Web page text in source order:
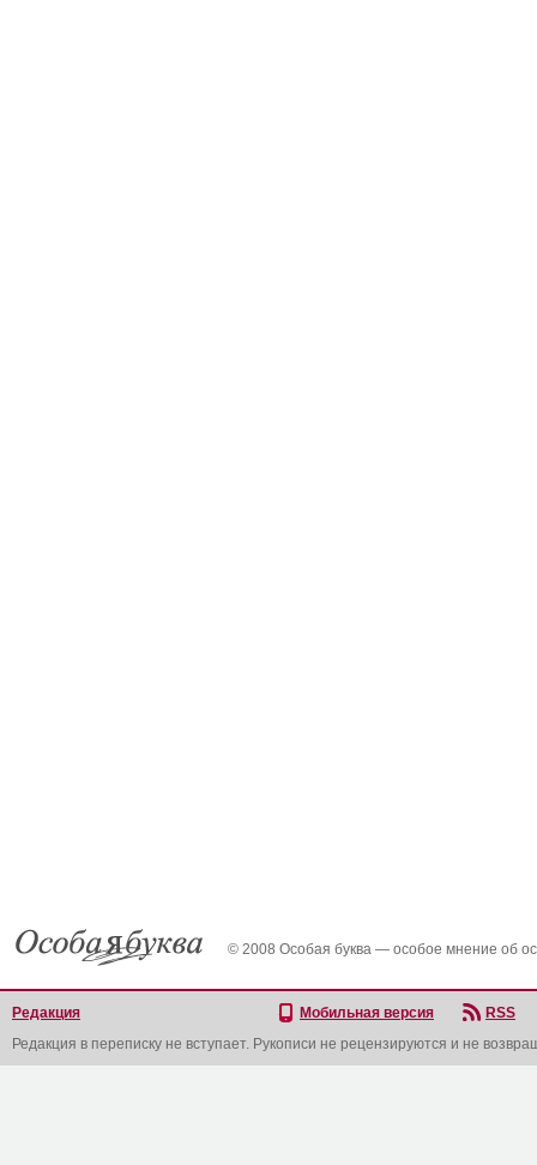
© 2008 Особая буква — особое мнение об
Редакция Мобильная версия
RSS
Редакция в переписку не вступает. Рукописи не рецензируются и не